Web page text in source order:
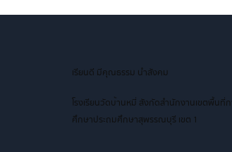
เรียนดี มีคุณธรรม นำสังคม
โรงเรียนวัดบ้านหมี่ สังกัดสำนักงานเขตพื้นที่ก
ศึกษาประถมศึกษาสุพรรณบุรี เขต 1